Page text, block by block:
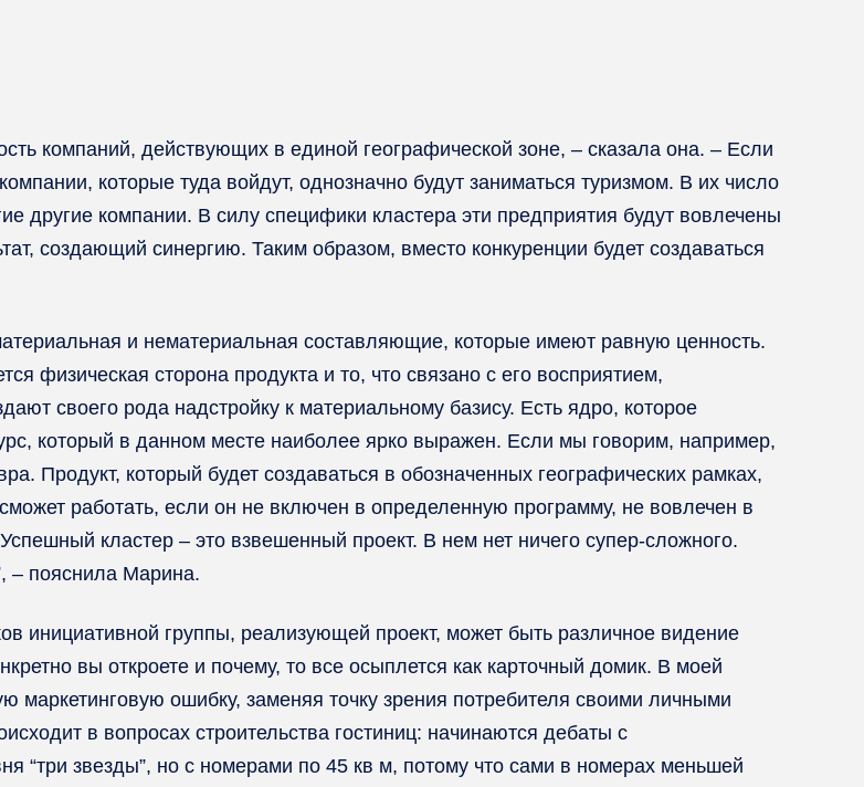
компаний, действующих в единой географической зоне, – сказала она. – Если
которые туда войдут, однозначно будут заниматься туризмом. В их число
другие компании. В силу специфики кластера эти предприятия будут вовлечены
создающий синергию. Таким образом, вместо конкуренции будет создаваться
и нематериальная составляющие, которые имеют равную ценность.
физическая сторона продукта и то, что связано с его восприятием,
своего рода надстройку к материальному базису. Есть ядро, которое
который в данном месте наиболее ярко выражен. Если мы говорим, например,
Продукт, который будет создаваться в обозначенных географических рамках,
работать, если он не включен в определенную программу, не вовлечен в
кластер – это взвешенный проект. В нем нет ничего супер-сложного.
– пояснила Марина.
инициативной группы, реализующей проект, может быть различное видение
вы откроете и почему, то все осыплется как карточный домик. В моей
маркетинговую ошибку, заменяя точку зрения потребителя своими личными
в вопросах строительства гостиниц: начинаются дебаты с
“три звезды”, но с номерами по 45 кв м, потому что сами в номерах меньшей